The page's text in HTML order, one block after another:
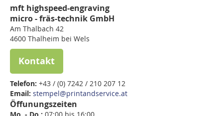
mft highspeed-engraving
micro - fräs-technik GmbH
Am Thalbach 42
4600 Thalheim bei Wels
Kontakt
Telefon: +43 / (0) 7242 / 210 207 12
Email: stempel@printandservice.at
Öffunungszeiten